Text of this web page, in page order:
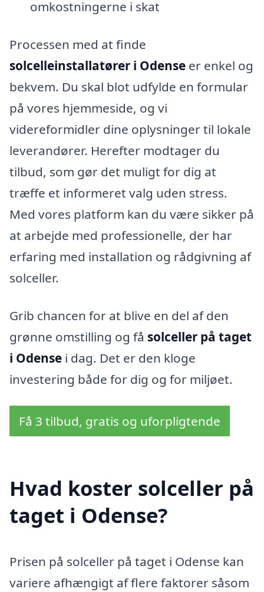
omkostningerne i skat
Processen med at finde
solcelleinstallatører i Odense er enkel og
bekvem. Du skal blot udfylde en formular
på vores hjemmeside, og vi
videreformidler dine oplysninger til lokale
leverandører. Herefter modtager du
tilbud, som gør det muligt for dig at
træffe et informeret valg uden stress.
Med vores platform kan du være sikker på
at arbejde med professionelle, der har
erfaring med installation og rådgivning af
solceller.
Grib chancen for at blive en del af den
grønne omstilling og få solceller på taget
i Odense i dag. Det er den kloge
investering både for dig og for miljøet.
Få 3 tilbud, gratis og uforpligtende
Hvad koster solceller på
taget i Odense?
Prisen på solceller på taget i Odense kan
variere afhængigt af flere faktorer såsom